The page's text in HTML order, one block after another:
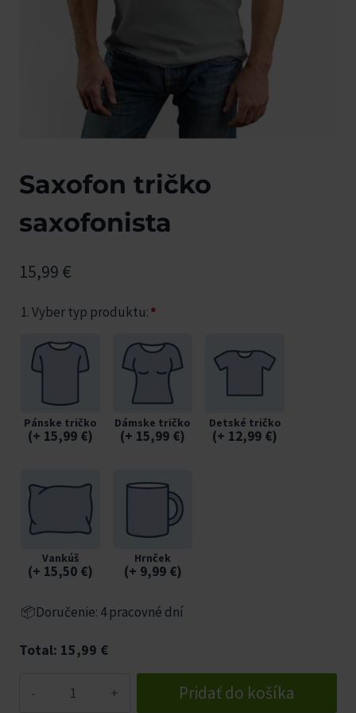
Saxofon tričko
saxofonista
15,99 €
1. Vyber typ produktu:*
Pánske tričko
(+ 15,99 €)
Dámske tričko
(+ 15,99 €)
Detské tričko
(+ 12,99 €)
Vankúš
(+ 15,50 €)
Hrnček
(+ 9,99 €)
📦Doručenie: 4 pracovné dní
Total: 15,99 €
Pridať do košíka